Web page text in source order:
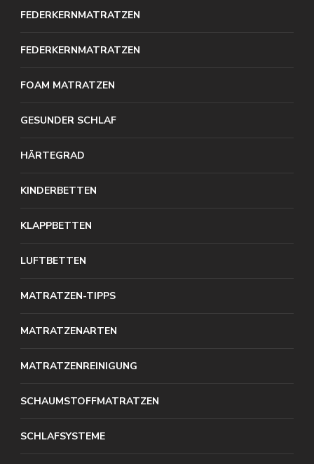
FEDERKERNMATRATZEN
FEDERKERNMATRATZEN
FOAM MATRATZEN
GESUNDER SCHLAF
HÄRTEGRAD
KINDERBETTEN
KLAPPBETTEN
LUFTBETTEN
MATRATZEN-TIPPS
MATRATZENARTEN
MATRATZENREINIGUNG
SCHAUMSTOFFMATRATZEN
SCHLAFSYSTEME